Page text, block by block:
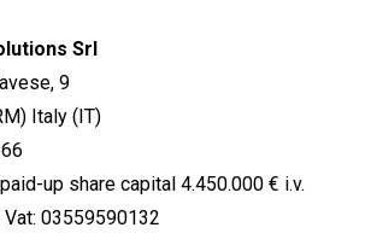
Srl
9
Italy (IT)
up share capital 4.450.000 € i.v.
Vat: 03559590132